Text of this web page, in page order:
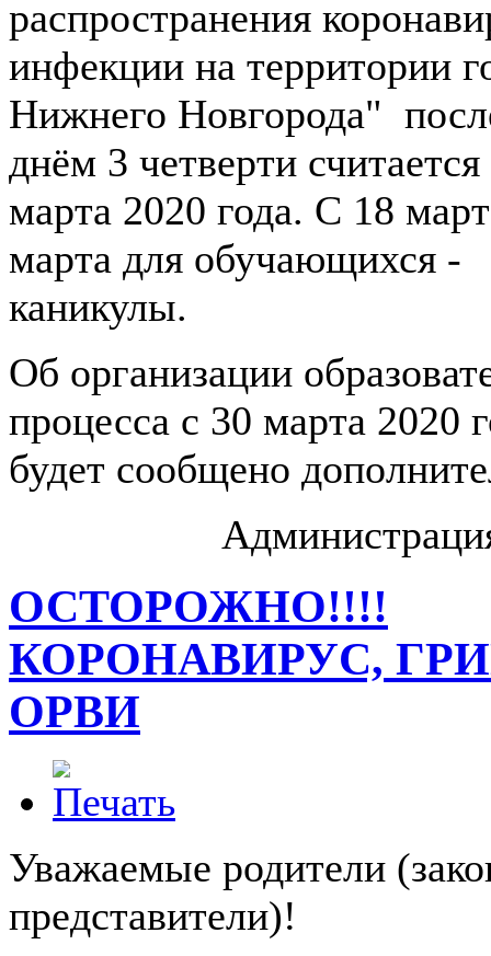
распространения
инфекции на территории
Нижнего Новгорода"
днём 3 четверти
марта 2020 года. С 18
марта для обучающихся -
каникулы.
Об организации
процесса с 30 марта 2020
будет сообщено
ОСТОРОЖНО!!!!
КОРОНАВИРУС,
ОРВИ
Уважаемые родители
представители)!